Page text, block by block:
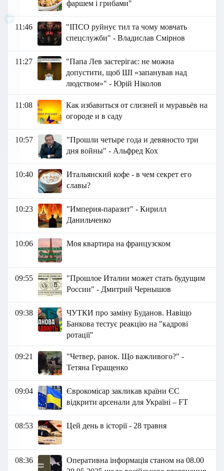
фаршем і грибами"
11:46
"ІПСО руйнує тил та чому мовчать
спецслужби" - Владислав Смірнов
11:27
"Папа Лев застерігає: не можна
допустити, щоб ШІ «запанував над
людством»" - Юрій Ніколов
11:08
Как избавиться от слизней и муравьёв на
огороде и в саду
10:57
"Прошли четыре года и девяносто три
дня войны" - Альфред Кох
10:40
Итальянский кофе - в чем секрет его
славы?
10:23
"Империя-паразит" - Кирилл
Данильченко
10:06 Моя квартира на французском
09:55
"Прошлое Италии может стать будущим
России" - Дмитрий Чернышов
09:38
ЧУТКИ про заміну Буданов. Навіщо
Банкова тестує реакцію на "кадрові
ротації"
09:21
"Четвер, ранок. Що важливого?" -
Тетяна Геращенко
09:04
Єврокомісар закликав країни ЄС
відкрити арсенали для Україні – FT
08:53 Цей день в історії - 28 травня
08:36
Оперативна інформація станом на 08.00